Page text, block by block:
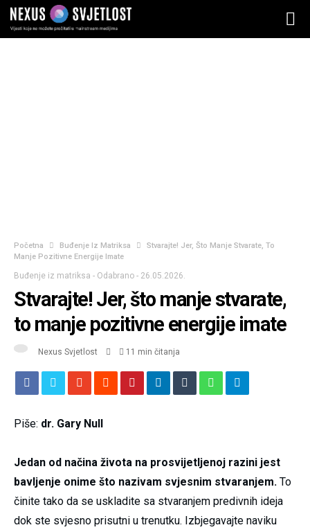
Početna Buđenje Iz Matriksa
Stvarajte! Jer, Što Manje Stvarate, To
Manje Pozitivne Energije Imate
Buđenje iz matriksa - Odabrano - 26.05.2026.
Stvarajte! Jer, što manje stvarate,
to manje pozitivne energije imate
Nexus Svjetlost 11 min čitanja
Piše: dr. Gary Null
Jedan od načina života na prosvijetljenoj razini jest
bavljenje onime što nazivam svjesnim stvaranjem. To
činite tako da se uskladite sa stvaranjem predivnih ideja
dok ste svjesno prisutni u trenutku. Izbjegavajte naviku